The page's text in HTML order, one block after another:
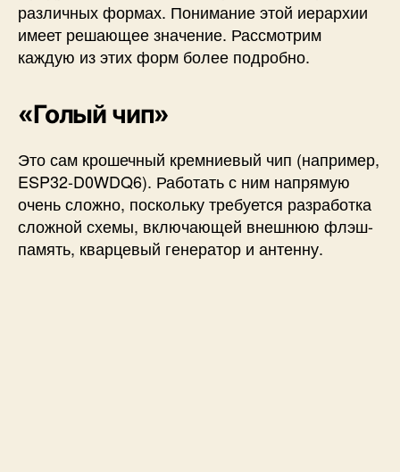
1
)
различных формах. Понимание этой иерархии
имеет решающее значение. Рассмотрим
каждую из этих форм более подробно.
«Голый чип»
Это сам крошечный кремниевый чип (например,
ESP32-D0WDQ6). Работать с ним напрямую
очень сложно, поскольку требуется разработка
сложной схемы, включающей внешнюю флэш-
память, кварцевый генератор и антенну.